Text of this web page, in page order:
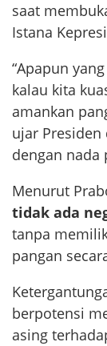
saat
Istana
“Apapun
kalau kita
amankan
ujar
dengan nada
Menurut
tidak ada
tanpa
pangan
berpotensi
asing